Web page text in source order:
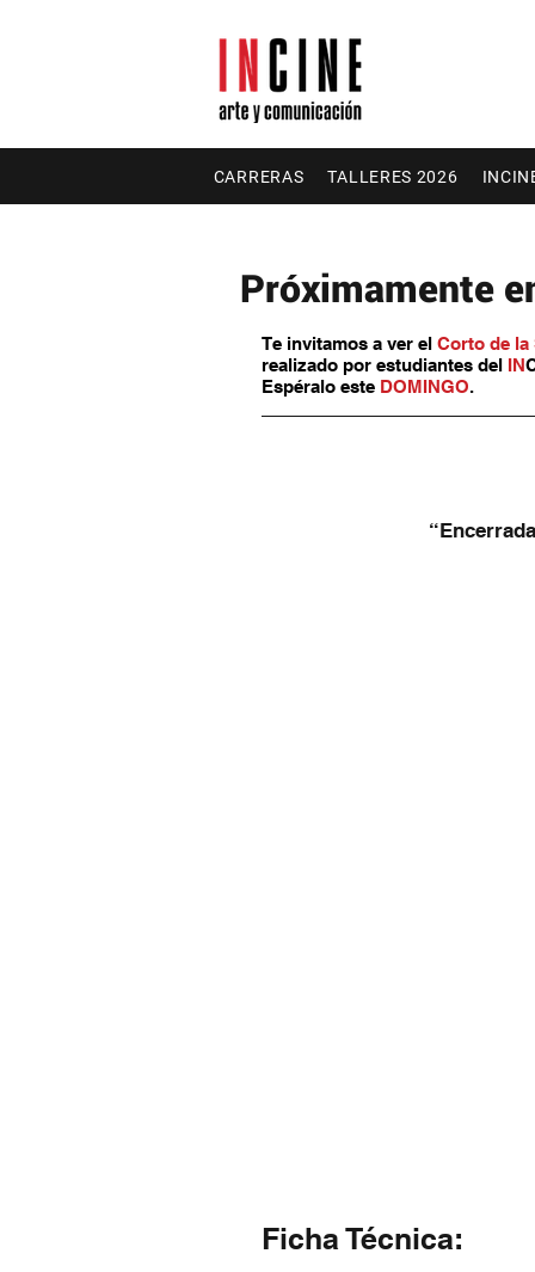
CARRERAS TALLERES 2026
Próximamente
Te invitamos a ver el Corto de la
realizado por estudiantes del IN
Espéralo este DOMINGO.
Ficha Técnica: